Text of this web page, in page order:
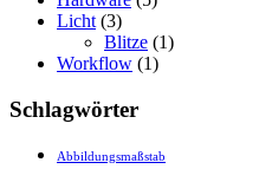
Licht (3)
Blitze (1)
Workflow (1)
Schlagwörter
Abbildungsmaßstab